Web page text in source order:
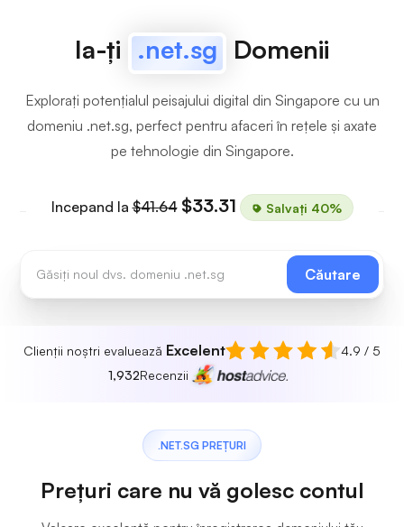
Ia-ți .net.sg Domenii
Explorați potențialul peisajului digital din Singapore cu un
domeniu .net.sg, perfect pentru afaceri în rețele și axate
pe tehnologie din Singapore.
Incepand la$41.64 $33.31 Salvați 40%
Căutare
Clienții noștri evaluează Excelent
4.9 / 5
1,932Recenzii
.NET.SG PREȚURI
Prețuri care nu vă golesc contul